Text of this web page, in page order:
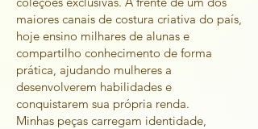
maiores canais de costura criativa do país,
hoje ensino milhares de alunas e
compartilho conhecimento de forma
prática, ajudando mulheres a
desenvolverem habilidades e
conquistarem sua própria renda.
Minhas peças carregam identidade,